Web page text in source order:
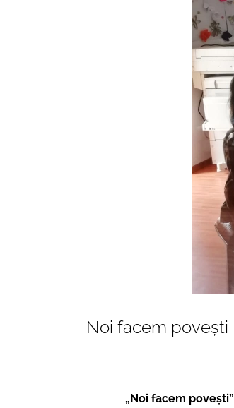
Noi facem povești
„Noi facem povești”